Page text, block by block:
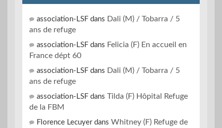
association-LSF dans Dali (M) / Tobarra / 5
ans de refuge
association-LSF dans Felicia (F) En accueil en
France dépt 60
association-LSF dans Dali (M) / Tobarra / 5
ans de refuge
association-LSF dans Tilda (F) Hôpital Refuge
de la FBM
Florence Lecuyerdans Whitney (F) Refuge de